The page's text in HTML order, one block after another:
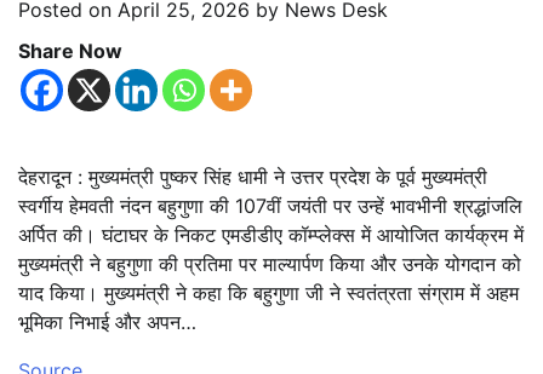
Posted on April 25, 2026 by News Desk
Share Now
देहरादून : मुख्यमंत्री पुष्कर सिंह धामी ने उत्तर प्रदेश के पूर्व मुख्यमंत्री
स्वर्गीय हेमवती नंदन बहुगुणा की 107वीं जयंती पर उन्हें भावभीनी श्रद्धांजलि
अर्पित की। घंटाघर के निकट एमडीडीए कॉम्प्लेक्स में आयोजित कार्यक्रम में
मुख्यमंत्री ने बहुगुणा की प्रतिमा पर माल्यार्पण किया और उनके योगदान को
याद किया। मुख्यमंत्री ने कहा कि बहुगुणा जी ने स्वतंत्रता संग्राम में अहम
भूमिका निभाई और अपन…